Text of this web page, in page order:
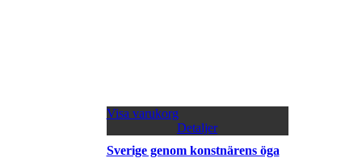
Visa varukorg
Detaljer
Sverige genom konstnärens öga